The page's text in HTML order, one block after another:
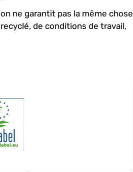
ne garantit pas la même chose
de conditions de travail,